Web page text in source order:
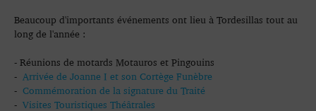
Beaucoup d'importants événements ont lieu à Tordesillas tout au
long de l'année :
- Réunions de motards Motauros et Pingouins
- Arrivée de Joanne I et son Cortège Funèbre
- Commémoration de la signature du Traité
- Visites Touristiques Théâtrales